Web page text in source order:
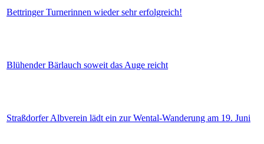
Bettringer Turnerinnen wieder sehr erfolgreich!
Blühender Bärlauch soweit das Auge reicht
Straßdorfer Albverein lädt ein zur Wental-Wanderung am 19. Juni